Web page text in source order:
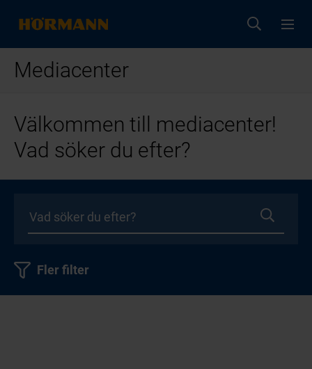
Mediacenter
Välkommen till mediacenter!
Vad söker du efter?
Fler filter